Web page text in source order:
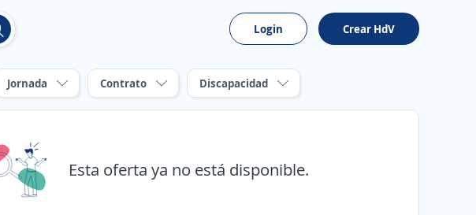
Login Crear HdV
Jornada Contrato Discapacidad
Esta oferta ya no está disponible.